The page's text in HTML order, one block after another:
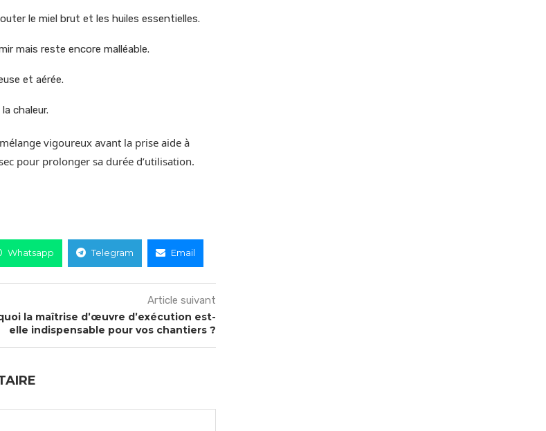
le miel brut et les huiles essentielles.
mais reste encore malléable.
et aérée.
chaleur.
vigoureux avant la prise aide à
pour prolonger sa durée d’utilisation.
Whatsapp Telegram Email
Article suivant
la maîtrise d’œuvre d’exécution est-
elle indispensable pour vos chantiers ?